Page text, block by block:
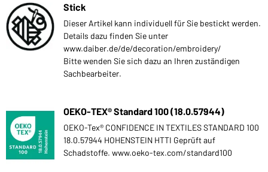
Stick
Dieser Artikel kann individuell für Sie bestickt werden.
Details dazu finden Sie unter
www.daiber.de/de/decoration/embroidery/
Bitte wenden Sie sich dazu an Ihren zuständigen
Sachbearbeiter.
OEKO-TEX® Standard 100 (18.0.57944)
OEKO-Tex® CONFIDENCE IN TEXTILES STANDARD 100
18.0.57944 HOHENSTEIN HTTI Geprüft auf
Schadstoffe. www.oeko-tex.com/standard100